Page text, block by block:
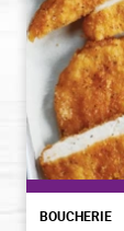
BOUCHERIE